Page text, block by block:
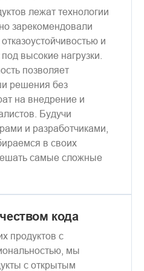
лежат технологии
зарекомендовали
и
высокие нагрузки.
позволяет
решения без
на внедрение и
Будучи
и разработчиками,
в своих
самые сложные
кода
продуктов с
мы
с открытым